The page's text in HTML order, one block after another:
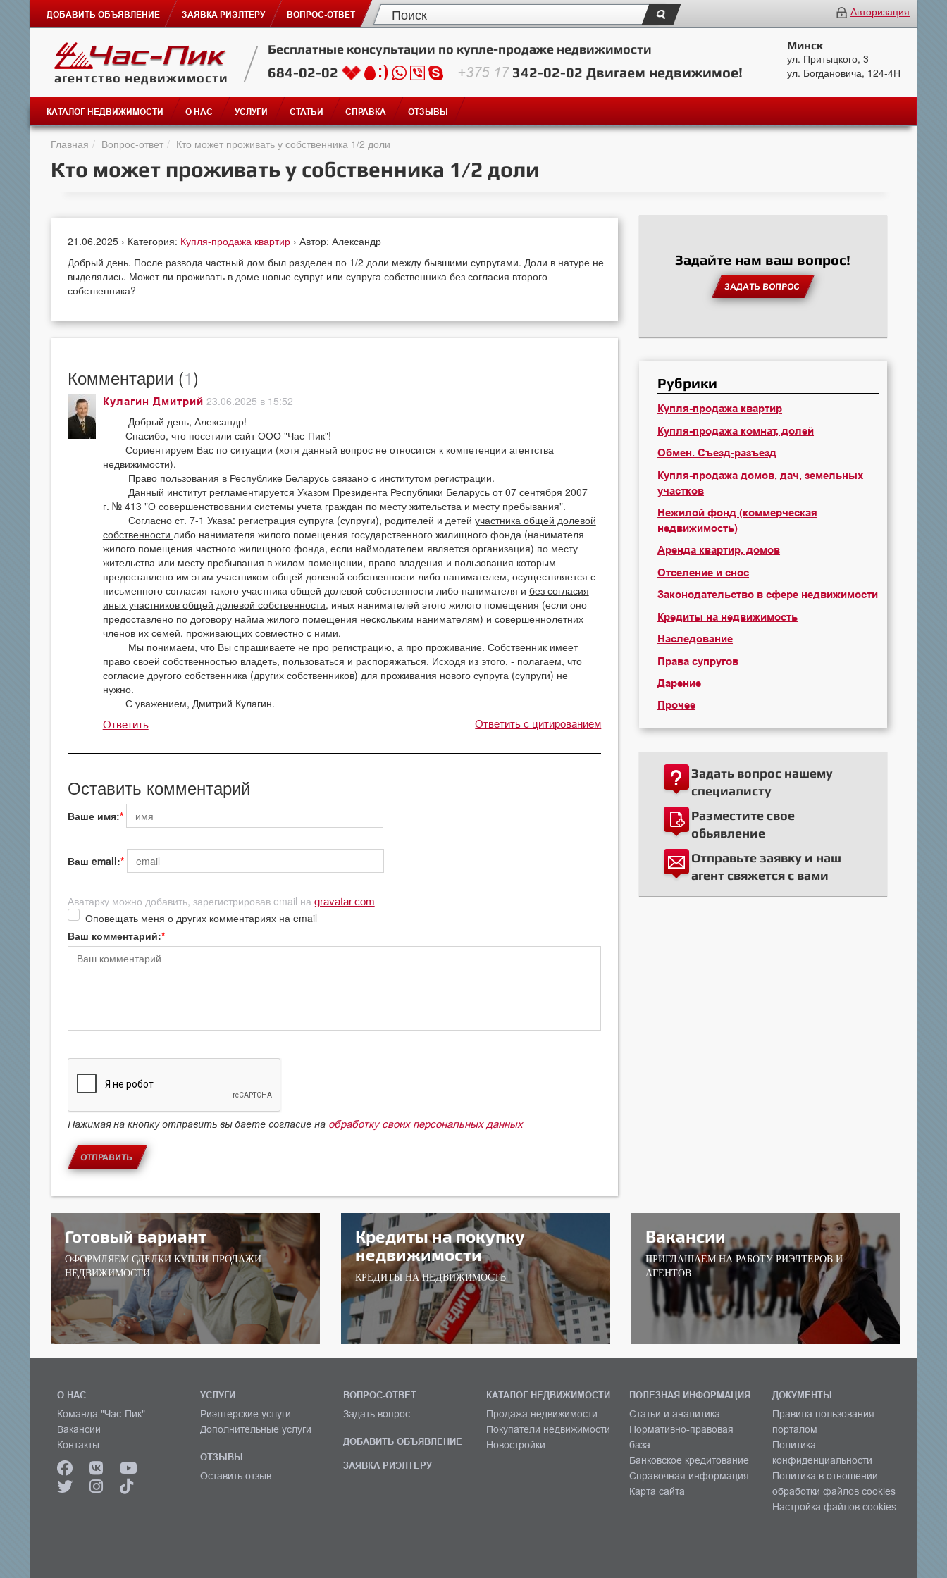
ДОБАВИТЬ ОБЪЯВЛЕНИЕ ЗАЯВКА РИЭЛТЕРУ ВОПРОС-ОТВЕТ Авторизация
агентство недвижимости
Бесплатные консультации по купле-продаже недвижимости
684-02-02 +375 17342-02-02 Двигаем недвижимое!
Минск
ул. Притыцкого, 3
ул. Богдановича, 124-4Н
КАТАЛОГ НЕДВИЖИМОСТИ О НАС УСЛУГИ СТАТЬИ СПРАВКА ОТЗЫВЫ
Главная Вопрос-ответ Кто может проживать у собственника 1/2 доли
Кто может проживать у собственника 1/2 доли
21.06.2025 › Категория: Купля-продажа квартир › Автор: Александр
Добрый день. После развода частный дом был разделен по 1/2 доли между бывшими супругами. Доли в натуре не
выделялись. Может ли проживать в доме новые супруг или супруга собственника без согласия второго
собственника?
Комментарии (1)
Кулагин Дмитрий 23.06.2025 в 15:52
Добрый день, Александр!
Спасибо, что посетили сайт ООО "Час-Пик"!
Сориентируем Вас по ситуации (хотя данный вопрос не относится к компетенции агентства
недвижимости).
Право пользования в Республике Беларусь связано с институтом регистрации.
Данный институт регламентируется Указом Президента Республики Беларусь от 07 сентября 2007
г. № 413 "О совершенствовании системы учета граждан по месту жительства и месту пребывания".
Согласно ст. 7-1 Указа: регистрация супруга (супруги), родителей и детей участника общей долевой
собственности либо нанимателя жилого помещения государственного жилищного фонда (нанимателя
жилого помещения частного жилищного фонда, если наймодателем является организация) по месту
жительства или месту пребывания в жилом помещении, право владения и пользования которым
предоставлено им этим участником общей долевой собственности либо нанимателем, осуществляется с
письменного согласия такого участника общей долевой собственности либо нанимателя и без согласия
иных участников общей долевой собственности, иных нанимателей этого жилого помещения (если оно
предоставлено по договору найма жилого помещения нескольким нанимателям) и совершеннолетних
членов их семей, проживающих совместно с ними.
Мы понимаем, что Вы спрашиваете не про регистрацию, а про проживание. Собственник имеет
право своей собственностью владеть, пользоваться и распоряжаться. Исходя из этого, - полагаем, что
согласие другого собственника (других собственников) для проживания нового супруга (супруги) не
нужно.
С уважением, Дмитрий Кулагин.
Ответить Ответить с цитированием
Оставить комментарий
Ваше имя:
Ваш email:
Аватарку можно добавить, зарегистрировав email на gravatar.com
Оповещать меня о других комментариях на email
Ваш комментарий:
Нажимая на кнопку отправить вы даете согласие на обработку своих персональных данных
ОТПРАВИТЬ
Задайте нам ваш вопрос!
ЗАДАТЬ ВОПРОС
Рубрики
Купля-продажа квартир
Купля-продажа комнат, долей
Обмен. Съезд-разъезд
Купля-продажа домов, дач, земельных
участков
Нежилой фонд (коммерческая
недвижимость)
Аренда квартир, домов
Отселение и снос
Законодательство в сфере недвижимости
Кредиты на недвижимость
Наследование
Права супругов
Дарение
Прочее
Задать вопрос нашему
специалисту
Разместите свое
обьявление
Отправьте заявку и наш
агент свяжется с вами
Готовый вариант
ОФОРМЛЯЕМ СДЕЛКИ КУПЛИ-ПРОДАЖИ
НЕДВИЖИМОСТИ
Кредиты на покупку
недвижимости
КРЕДИТЫ НА НЕДВИЖИМОСТЬ
Вакансии
ПРИГЛАШАЕМ НА РАБОТУ РИЭЛТЕРОВ И
АГЕНТОВ
О НАС
Команда "Час-Пик"
Вакансии
Контакты
УСЛУГИ
Риэлтерские услуги
Дополнительные услуги
ОТЗЫВЫ
Оставить отзыв
ВОПРОС-ОТВЕТ
Задать вопрос
ДОБАВИТЬ ОБЪЯВЛЕНИЕ
ЗАЯВКА РИЭЛТЕРУ
КАТАЛОГ НЕДВИЖИМОСТИ
Продажа недвижимости
Покупатели недвижимости
Новостройки
ПОЛЕЗНАЯ ИНФОРМАЦИЯ
Статьи и аналитика
Нормативно-правовая
база
Банковское кредитование
Справочная информация
Карта сайта
ДОКУМЕНТЫ
Правила пользования
порталом
Политика
конфиденциальности
Политика в отношении
обработки файлов cookies
Настройка файлов cookies